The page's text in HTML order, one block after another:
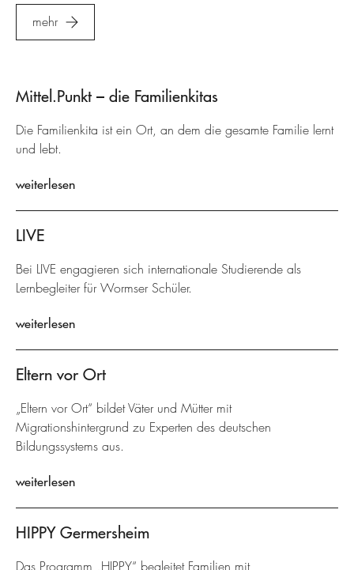
mehr
Mittel.Punkt – die Familienkitas
Die Familienkita ist ein Ort, an dem die gesamte Familie lernt
und lebt.
weiterlesen
LIVE
Bei LIVE engagieren sich internationale Studierende als
Lernbegleiter für Wormser Schüler.
weiterlesen
Eltern vor Ort
„Eltern vor Ort“ bildet Väter und Mütter mit
Migrationshintergrund zu Experten des deutschen
Bildungssystems aus.
weiterlesen
HIPPY Germersheim
Das Programm „HIPPY“ begleitet Familien mit